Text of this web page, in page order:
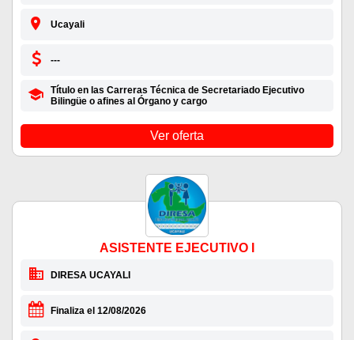
Ucayali
---
Título en las Carreras Técnica de Secretariado Ejecutivo
Bilingüe o afines al Órgano y cargo
Ver oferta
ASISTENTE EJECUTIVO I
DIRESA UCAYALI
Finaliza el 12/08/2026